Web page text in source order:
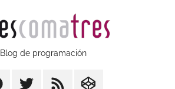
Blog de programación
Twitter RSS CodepenIO